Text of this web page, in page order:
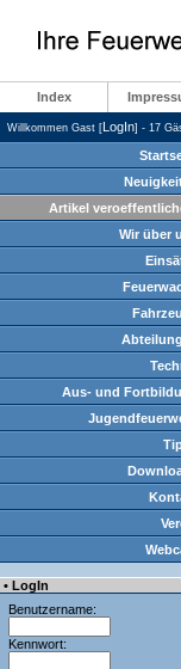
Index
Willkommen Gast [LogIn] - 17
Artikel
Wir über
Aus- und
• LogIn
Benutzername:
Kennwort: